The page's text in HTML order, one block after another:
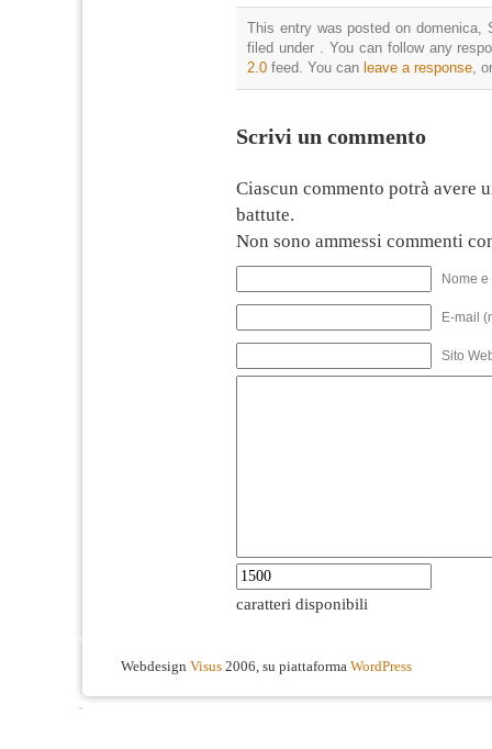
This entry was posted on domenica,
filed under . You can follow any
2.0 feed. You can leave a response ,
Scrivi un commento
Ciascun commento potrà avere
battute.
Non sono ammessi commenti
Nome
E-mail
Sito
caratteri disponibili
Webdesign Visus 2006, su piattaforma WordPress